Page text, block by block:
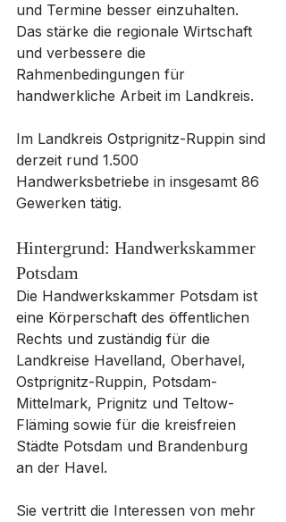
und Termine besser einzuhalten.
Das stärke die regionale Wirtschaft
und verbessere die
Rahmenbedingungen für
handwerkliche Arbeit im Landkreis.
Im Landkreis Ostprignitz-Ruppin sind
derzeit rund 1.500
Handwerksbetriebe in insgesamt 86
Gewerken tätig.
Hintergrund: Handwerkskammer
Potsdam
Die Handwerkskammer Potsdam ist
eine Körperschaft des öffentlichen
Rechts und zuständig für die
Landkreise Havelland, Oberhavel,
Ostprignitz-Ruppin, Potsdam-
Mittelmark, Prignitz und Teltow-
Fläming sowie für die kreisfreien
Städte Potsdam und Brandenburg
an der Havel.
Sie vertritt die Interessen von mehr